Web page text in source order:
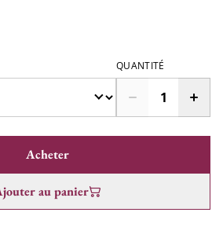
QUANTITÉ
Acheter
au panier